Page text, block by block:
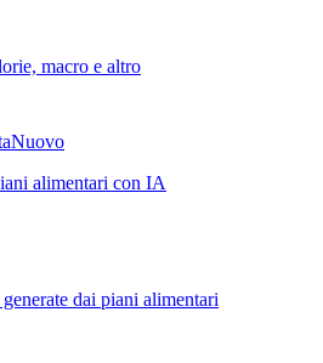
macro e altro
Nuovo
alimentari con IA
dai piani alimentari